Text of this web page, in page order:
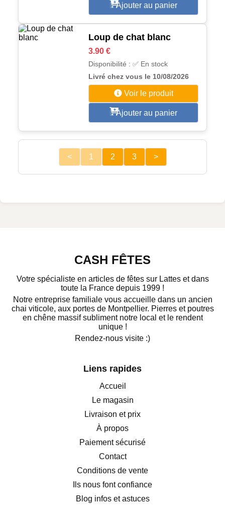
Ajouter au panier
Loup de chat blanc
3.90 €
Disponibilité : ✅ En stock
Livré chez vous le 10/08/2026
Voir le produit
Ajouter au panier
< 1 2 3 >
CASH FÊTES
Votre spécialiste en articles de fêtes sur Lattes et dans
toute la France depuis 1999 !
Notre entreprise familiale vous accueille dans un ancien
chai viticole, aux portes de Montpellier. Pierres et poutres
en chêne massif subliment notre local et le rendent
unique !
Rendez-nous visite :)
Liens rapides
Accueil
Le magasin
Livraison et prix
À propos
Paiement sécurisé
Contact
Conditions de vente
Ils nous font confiance
Blog infos et astuces